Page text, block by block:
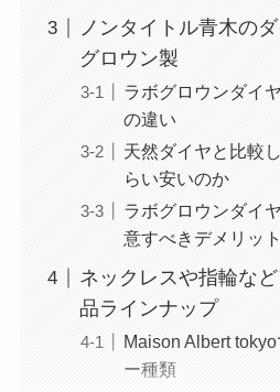
ノンタイトル青木の
グロウン製
ラボグロウンダイ
の違い
天然ダイヤと比較
らい安いのか
ラボグロウンダイ
意すべきデメリット
ネックレスや指輪な
品ラインナップ
Maison Albert
ー種類